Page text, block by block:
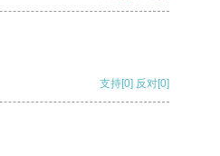
支持[0] 反对[0]